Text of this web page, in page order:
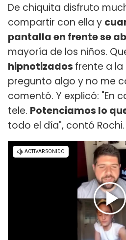
De chiquita disfruto
compartir con ella y
pantalla en frente se
mayoría de los niños.
hipnotizados frente a la
pregunto algo y no me
comentó. Y explicó: "En
tele. Potenciamos lo
todo el día", contó Rochi.